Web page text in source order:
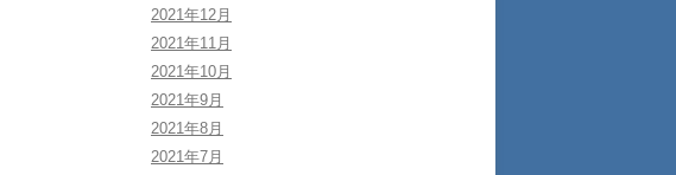
2021年12月
2021年11月
2021年10月
2021年9月
2021年8月
2021年7月